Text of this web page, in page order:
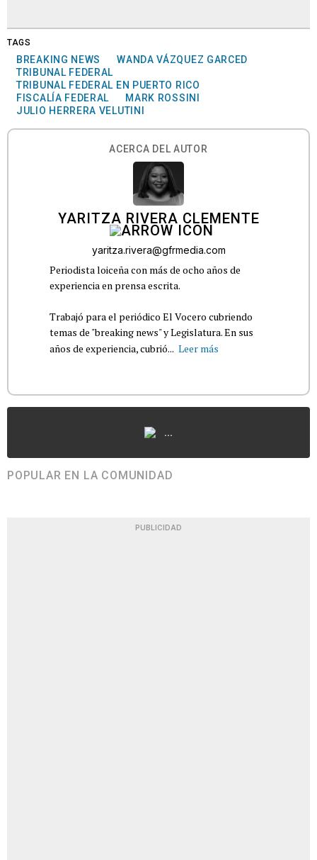
TAGS
BREAKING NEWS
WANDA VÁZQUEZ GARCED
TRIBUNAL FEDERAL
TRIBUNAL FEDERAL EN PUERTO RICO
FISCALÍA FEDERAL
MARK ROSSINI
JULIO HERRERA VELUTINI
ACERCA DEL AUTOR
YARITZA RIVERA CLEMENTE
yaritza.rivera@gfrmedia.com
Periodista loiceña con más de ocho años de
experiencia en prensa escrita.
Trabajó para el periódico El Vocero cubriendo
temas de "breaking news" y Legislatura. En sus
años de experiencia, cubrió... Leer más
...
POPULAR EN LA COMUNIDAD
PUBLICIDAD